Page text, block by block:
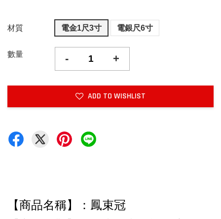
材質 電金1尺3寸 電銀尺6寸
數量 - +
ADD TO WISHLIST
【商品名稱】：鳳束冠